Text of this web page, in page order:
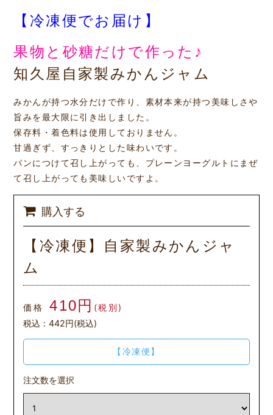
【冷凍便でお届け】
果物と砂糖だけで作った♪
知久屋自家製みかんジャム
みかんが持つ水分だけで作り、素材本来が持つ美味しさや
旨みを最大限に引き出しました。
保存料・着色料は使用しておりません。
甘過ぎず、すっきりとした味わいです。
パンにつけて召し上がっても、プレーンヨーグルトにまぜ
て召し上がっても美味しいですよ。
購入する
【冷凍便】自家製みかんジャ
ム
価格 410円 (税別)
税込：442円(税込)
【冷凍便】
注文数を選択